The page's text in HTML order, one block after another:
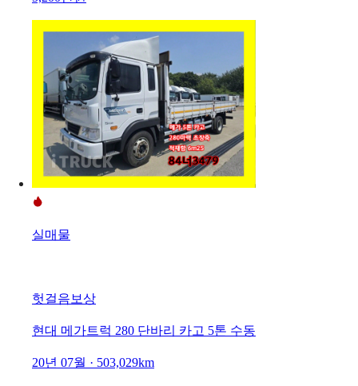
실매물
헛걸음보상
현대 메가트럭 280 단바리 카고 5톤 수동
20년 07월 · 503,029km